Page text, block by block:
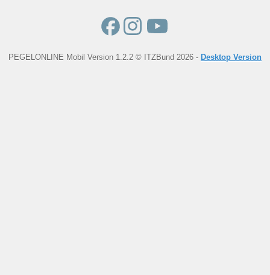
PEGELONLINE Mobil Version 1.2.2 © ITZBund 2026 - Desktop Version